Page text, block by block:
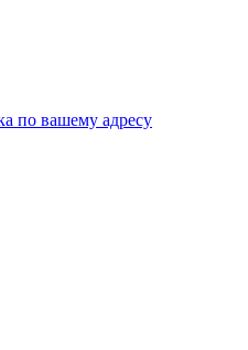
по вашему адресу